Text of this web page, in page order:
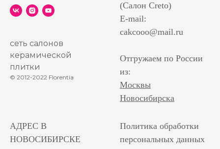
сеть салонов
керамической
плитки
© 2012-2022 Florentia
(Салон Creto)
E-mail:
cakcooo@mail.ru
Отгружаем по России
из:
Москвы
Новосибирска
АДРЕС В
НОВОСИБИРСКЕ
Политика обработки
персональных данных